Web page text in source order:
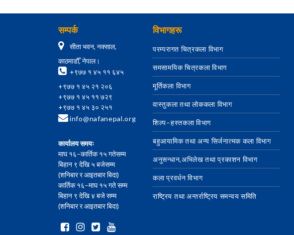
सम्पर्क
सीता भवन, नक्साल,
काठमाडौँ, नेपाल।
+९७७ १ ४५ ११ ६४५
+९७७ १ ४५ २१ २०६
+९७७ १ ४५ ११ ७२९
+९७७ १ ४५ ३० २५१
info@nafanepal.org
कार्यालय समयः
माघ १६–कार्तिक १५ गतेसम्म
बिहान ९ देखि ५ बजेसम्म
(शनिबार र आइतबार बिदा)
कार्तिक १६–माघ १५ गते सम्म
बिहान ९ देखि ४ बजे सम्म
(शनिबार र आइतबार बिदा)
विभागहरू
परम्परागत चित्रकला विभाग
समसामयिक चित्रकला विभाग
मूर्तिकला विभाग
वास्तुकला तथा लोककला विभाग
शिल्प–हस्तकला विभाग
बहुआयामिक तथा अन्य सिर्जनात्मक कला विभाग
अनुसन्धान,अभिलेख तथा प्रकाशन विभाग
कला प्रवर्धन विभाग
राष्ट्रिय तथा अन्तर्राष्ट्रिय समन्वय समिति